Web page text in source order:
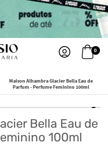
0
Maison Alhambra Glacier Bella Eau de
Parfum - Perfume Feminino 100ml
Bella Eau de
100ml